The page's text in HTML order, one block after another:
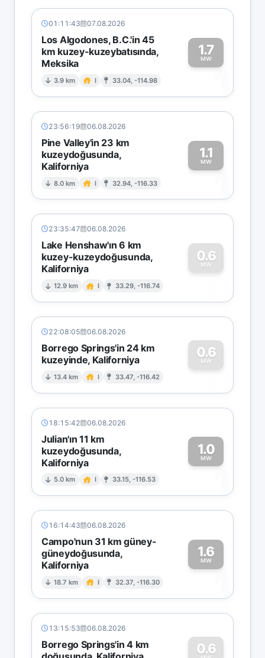
01:11:43 07.08.2026
Los Algodones, B.C.'in 45
km kuzey-kuzeybatısında,
Meksika
3.9 km I 33.04, -114.98
1.7
MW
1
23:56:19 06.08.2026
Pine Valley'in 23 km
kuzeydoğusunda,
Kaliforniya
8.0 km I 32.94, -116.33
1.1
MW
1
23:35:47 06.08.2026
Lake Henshaw'ın 6 km
kuzey-kuzeydoğusunda,
Kaliforniya
12.9 km I 33.29, -116.74
0.6
MW
0
22:08:05 06.08.2026
Borrego Springs'in 24 km
kuzeyinde, Kaliforniya
13.4 km I 33.47, -116.42
0.6
MW
0
18:15:42 06.08.2026
Julian'ın 11 km
kuzeydoğusunda,
Kaliforniya
5.0 km I 33.15, -116.53
1.0
MW
1
16:14:43 06.08.2026
Campo'nun 31 km güney-
güneydoğusunda,
Kaliforniya
18.7 km I 32.37, -116.30
1.6
MW
1
13:15:53 06.08.2026
Borrego Springs'in 4 km
0.6